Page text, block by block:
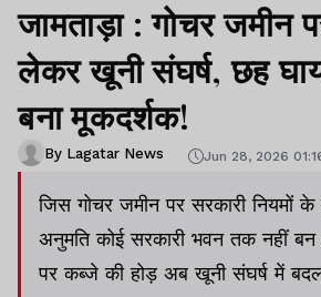
जामताड़ा : गोचर जमीन
लेकर खूनी संघर्ष, छह
बना मूकदर्शक!
By Lagatar News Jun 28, 2026
जिस गोचर जमीन पर सरकारी नियमों के
अनुमति कोई सरकारी भवन तक नहीं
पर कब्जे की होड़ अब खूनी संघर्ष में